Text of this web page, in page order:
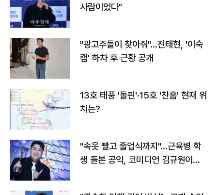
사람이었다"
"광고주들이 찾아줘"…진태현, '이숙
캠' 하차 후 근황 공개
13호 태풍 '돌핀'·15호 '찬홈' 현재 위
치는?
"속옷 빨고 졸업식까지"…근육병 학
생 돌본 공익, 코미디언 김규원이었